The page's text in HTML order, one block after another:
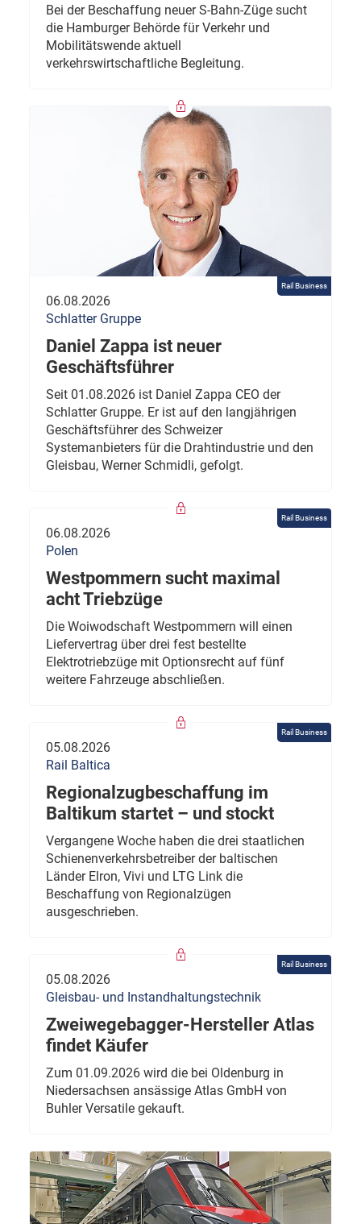
Bei der Beschaffung neuer S-Bahn-Züge sucht
die Hamburger Behörde für Verkehr und
Mobilitätswende aktuell
verkehrswirtschaftliche Begleitung.
Rail Business
06.08.2026
Schlatter Gruppe
Daniel Zappa ist neuer
Geschäftsführer
Seit 01.08.2026 ist Daniel Zappa CEO der
Schlatter Gruppe. Er ist auf den langjährigen
Geschäftsführer des Schweizer
Systemanbieters für die Drahtindustrie und den
Gleisbau, Werner Schmidli, gefolgt.
Rail Business
06.08.2026
Polen
Westpommern sucht maximal
acht Triebzüge
Die Woiwodschaft Westpommern will einen
Liefervertrag über drei fest bestellte
Elektrotriebzüge mit Optionsrecht auf fünf
weitere Fahrzeuge abschließen.
Rail Business
05.08.2026
Rail Baltica
Regionalzugbeschaffung im
Baltikum startet – und stockt
Vergangene Woche haben die drei staatlichen
Schienenverkehrsbetreiber der baltischen
Länder Elron, Vivi und LTG Link die
Beschaffung von Regionalzügen
ausgeschrieben.
Rail Business
05.08.2026
Gleisbau- und Instandhaltungstechnik
Zweiwegebagger-Hersteller Atlas
findet Käufer
Zum 01.09.2026 wird die bei Oldenburg in
Niedersachsen ansässige Atlas GmbH von
Buhler Versatile gekauft.